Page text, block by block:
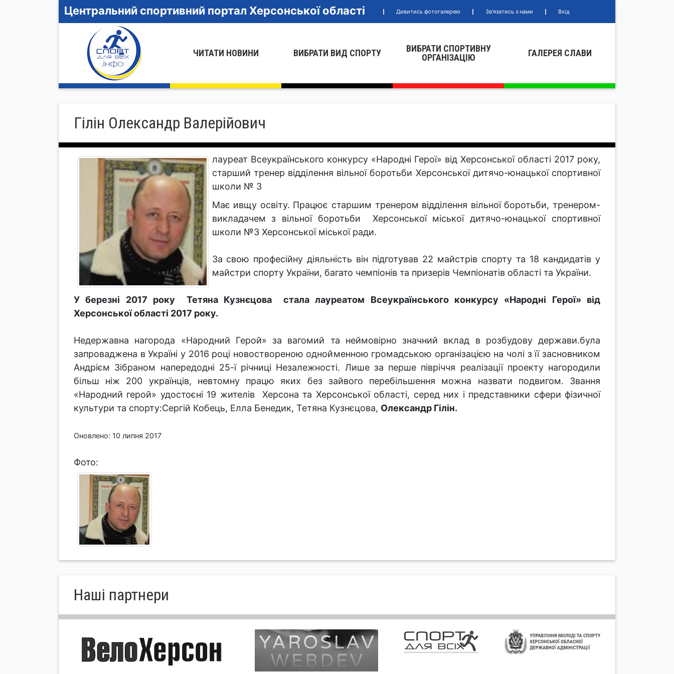
Центральний спортивний портал Херсонської області Дивитись фотогалерею Зв'язатись з нами Вхід
ЧИТАТИ НОВИНИ ВИБРАТИ ВИД СПОРТУ
ВИБРАТИ СПОРТИВНУ
ОРГАНIЗАЦIЮ
ГАЛЕРЕЯ СЛАВИ
Гілін Олександр Валерійович
лауреат Всеукраїнського конкурсу «Народні Герої» від Херсонської області 2017 року,
старший тренер відділення вільної боротьби Херсонської дитячо-юнацької спортивної
школи № 3
Має ивщу освіту. Працює старшим тренером відділення вільної боротьби, тренером-
викладачем з вільної боротьби Херсонської міської дитячо-юнацької спортивної
школи №3 Херсонської міської ради.
За свою професійну діяльність він підготував 22 майстрів спорту та 18 кандидатів у
майстри спорту України, багато чемпіонів та призерів Чемпіонатів області та України.
У березні 2017 року Тетяна Кузнєцова стала лауреатом Всеукраїнського конкурсу «Народні Герої» від
Херсонської області 2017 року.
Недержавна нагорода «Народний Герой» за вагомий та неймовірно значний вклад в розбудову держави.була
запроваджена в Україні у 2016 році новоствореною однойменною громадською організацією на чолі з її засновником
Андрієм Зібраном напередодні 25-ї річниці Незалежності. Лише за перше півріччя реалізації проекту нагородили
більш ніж 200 українців, невтомну працю яких без зайвого перебільшення можна назвати подвигом. Звання
«Народний герой» удостоєні 19 жителів Херсона та Херсонської області, серед них і представники сфери фізичної
культури та спорту:Сергій Кобець, Елла Бенедик, Тетяна Кузнєцова, Олександр Гілін.
Оновлено: 10 липня 2017
Фото:
Нашi партнери